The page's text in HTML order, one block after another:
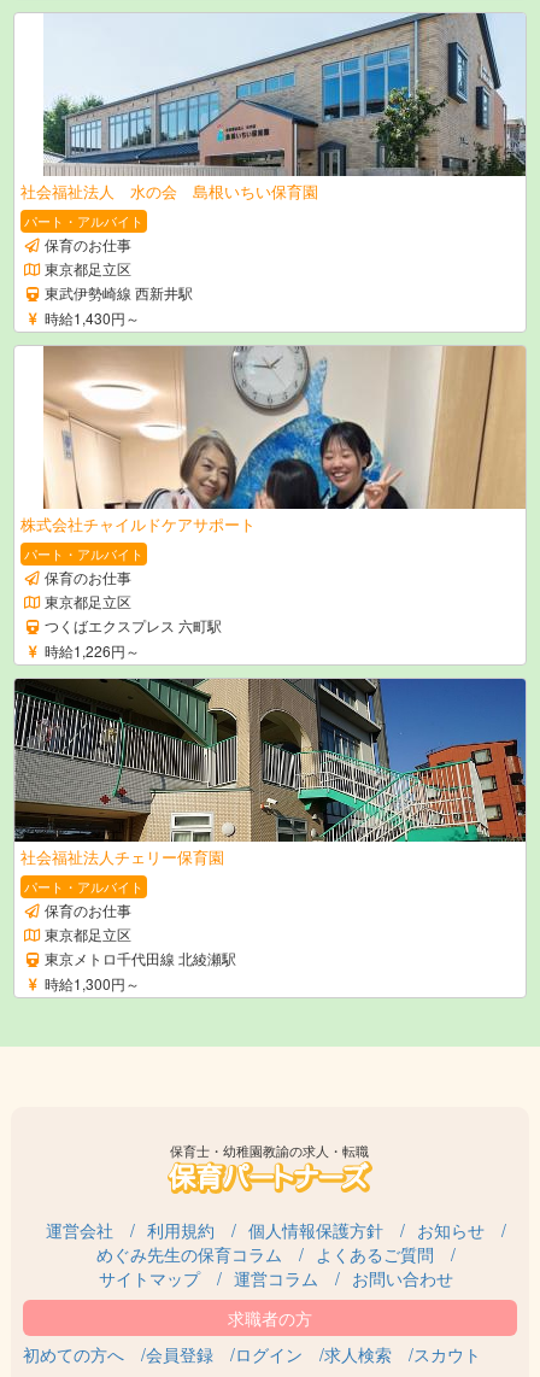
社会福祉法人 水の会 島根いちい保育園
パート・アルバイト
保育のお仕事
東京都足立区
東武伊勢崎線 西新井駅
時給1,430円～
株式会社チャイルドケアサポート
パート・アルバイト
保育のお仕事
東京都足立区
つくばエクスプレス 六町駅
時給1,226円～
社会福祉法人チェリー保育園
パート・アルバイト
保育のお仕事
東京都足立区
東京メトロ千代田線 北綾瀬駅
時給1,300円～
保育士・幼稚園教諭の求人・転職
運営会社 利用規約 個人情報保護方針
お知らせ
めぐみ先生の保育コラム
よくあるご質問
サイトマップ
運営コラム お問い合わせ
初めての方へ 会員登録 ログイン 求人検索 スカウト